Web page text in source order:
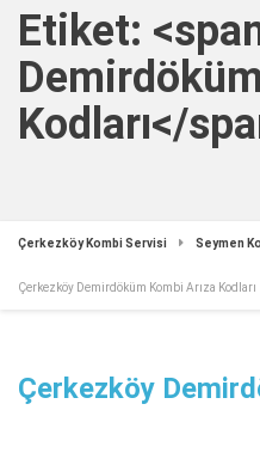
Etiket:
Kodları</
Çerkezköy Kombi Servisi Seymen
Çerkezköy Demirdöküm Kombi Arıza Kodları
Çerkezköy